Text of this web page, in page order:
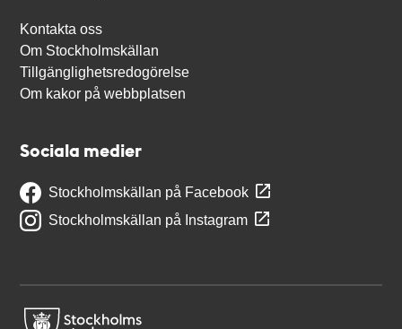
Kontakta oss
Om Stockholmskällan
Tillgänglighetsredogörelse
Om kakor på webbplatsen
Sociala medier
Stockholmskällan på Facebook
Stockholmskällan på Instagram